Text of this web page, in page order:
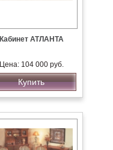
Кабинет АТЛАНТА
Цена: 104 000 руб.
Купить